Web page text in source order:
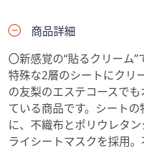
商品詳細
〇新感覚の“貼るクリーム
特殊な2層のシートにクリ
の友梨のエステコースで
ている商品です。シート
に、不織布とポリウレタ
ライシートマスクを採用